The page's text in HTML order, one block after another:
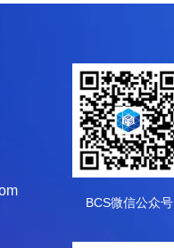
BCS微信公众号